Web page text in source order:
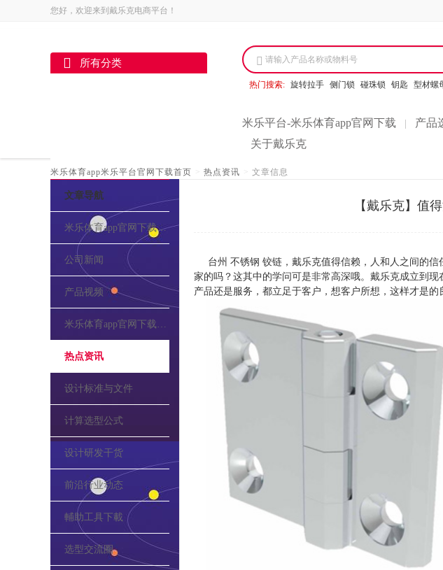
您好，欢迎来到戴乐克电商平台！
所有分类 请输入产品名称或物料号
热门搜索: 旋转拉手 侧门锁 碰珠锁 钥匙 型材螺
米乐平台-米乐体育app官网下载 产品
关于戴乐克
米乐体育app米乐平台官网下载首页 > 热点资讯 > 文章信息
文章导航
米乐体育app官网下载的介绍
公司新闻
产品视频
米乐体育app官网下载的公告
热点资讯
设计标准与文件
计算选型公式
设计研发干货
前沿行业动态
輔助工具下載
选型交流圈
【戴乐克】值
台州 不锈钢 铰链，戴乐克值得信赖，人和人之间的
家的吗？这其中的学问可是非常高深哦。戴乐克成立到
产品还是服务，都立足于客户，想客户所想，这样才是的